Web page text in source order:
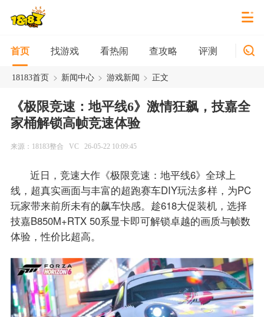
首页 找游戏 看热闹 查攻略 评测 新游
18183首页 > 新闻中心 > 游戏新闻 > 正文
《极限竞速：地平线6》激情狂飙，技嘉全
家桶解锁高帧竞速体验
来源：18183整合 VC 26-05-22 10:09:45
近日，竞速大作《极限竞速：地平线6》全球上
线，超真实画面与丰富的超跑赛车DIY玩法多样，为PC
玩家带来前所未有的飙车快感。趁618大促装机，选择
技嘉B850M+RTX 50系显卡即可解锁卓越的画质与帧数
体验，性价比超高。